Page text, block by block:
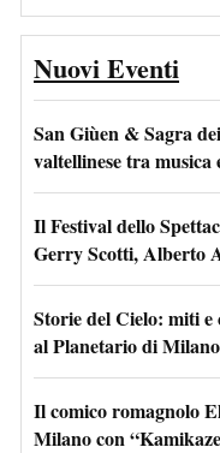
Nuovi Eventi
San Giùen & Sagra
valtellinese tra
Il Festival dello
Gerry Scotti, Alberto
Storie del Cielo: miti e
al Planetario di Milano
Il comico romagnolo
Milano con